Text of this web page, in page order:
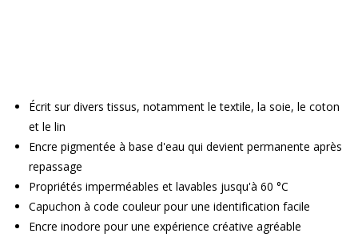
Écrit sur divers tissus, notamment le textile, la soie, le coton
et le lin
Encre pigmentée à base d'eau qui devient permanente après
repassage
Propriétés imperméables et lavables jusqu'à 60 °C
Capuchon à code couleur pour une identification facile
Encre inodore pour une expérience créative agréable